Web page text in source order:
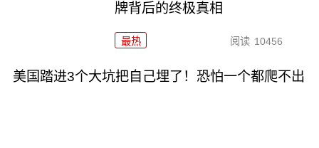
牌背后的终极真相
最热 阅读 10456
美国踏进3个大坑把自己埋了！恐怕一个都爬不出